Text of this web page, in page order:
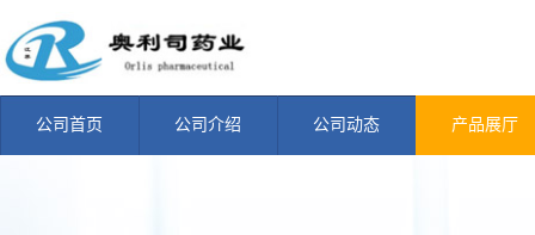
公司首页 公司介绍 公司动态 产品展厅